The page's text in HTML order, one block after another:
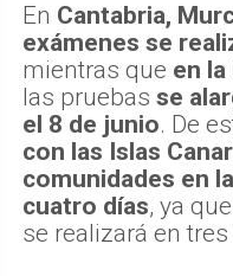
En Cantabria,
exámenes se
mientras que en
las pruebas se
el 8 de junio. De
con las Islas
comunidades en
cuatro días, ya
se realizará en tres